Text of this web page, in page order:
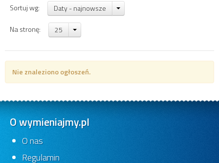
Sortuj wg:
Daty - najnowsze
Na stronę: 25
Nie znaleziono ogłoszeń.
O wymieniajmy.pl
O nas
Regulamin